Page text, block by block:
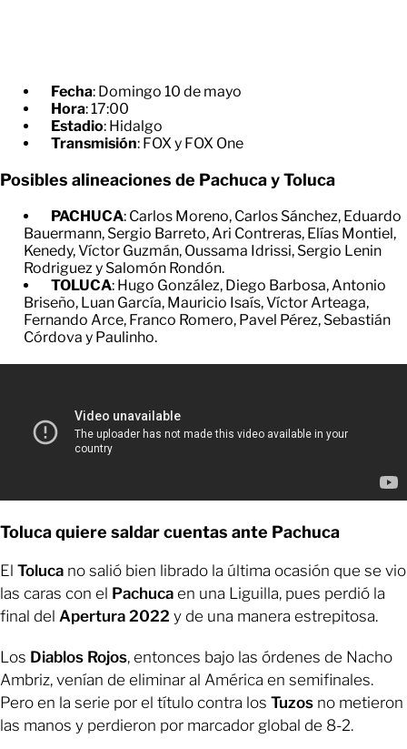
Fecha: Domingo 10 de mayo
Hora: 17:00
Estadio: Hidalgo
Transmisión: FOX y FOX One
Posibles alineaciones de Pachuca y Toluca
PACHUCA: Carlos Moreno, Carlos Sánchez, Eduardo
Bauermann, Sergio Barreto, Ari Contreras, Elías Montiel,
Kenedy, Víctor Guzmán, Oussama Idrissi, Sergio Lenin
Rodriguez y Salomón Rondón.
TOLUCA: Hugo González, Diego Barbosa, Antonio
Briseño, Luan García, Mauricio Isaís, Víctor Arteaga,
Fernando Arce, Franco Romero, Pavel Pérez, Sebastián
Córdova y Paulinho.
Toluca quiere saldar cuentas ante Pachuca
El Toluca no salió bien librado la última ocasión que se vio
las caras con el Pachuca en una Liguilla, pues perdió la
final del Apertura 2022 y de una manera estrepitosa.
Los Diablos Rojos, entonces bajo las órdenes de Nacho
Ambriz, venían de eliminar al América en semifinales.
Pero en la serie por el título contra los Tuzos no metieron
las manos y perdieron por marcador global de 8-2.